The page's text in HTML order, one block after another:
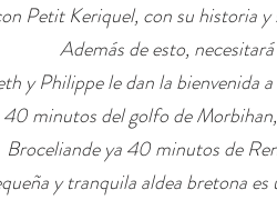
Petit Keriquel, con su historia y
Además de esto,
y Philippe le dan la bienvenida
minutos del golfo de
Broceliande ya 40 minutos de
y tranquila aldea bretona